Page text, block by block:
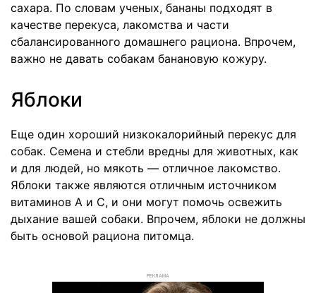
сахара. По словам ученых, бананы подходят в
качестве перекуса, лакомства и части
сбалансированного домашнего рациона. Впрочем,
важно не давать собакам банановую кожуру.
Яблоки
Еще один хороший низкокалорийный перекус для
собак. Семена и стебли вредны для животных, как
и для людей, но мякоть — отличное лакомство.
Яблоки также являются отличным источником
витаминов А и С, и они могут помочь освежить
дыхание вашей собаки. Впрочем, яблоки не должны
быть основой рациона питомца.
РЕКЛАМА